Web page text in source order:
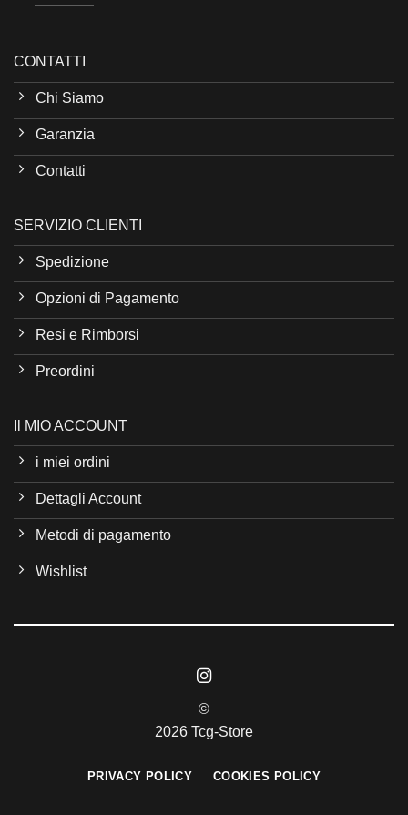
CONTATTI
Chi Siamo
Garanzia
Contatti
SERVIZIO CLIENTI
Spedizione
Opzioni di Pagamento
Resi e Rimborsi
Preordini
Il MIO ACCOUNT
i miei ordini
Dettagli Account
Metodi di pagamento
Wishlist
©
2026 Tcg-Store
PRIVACY POLICY COOKIES POLICY